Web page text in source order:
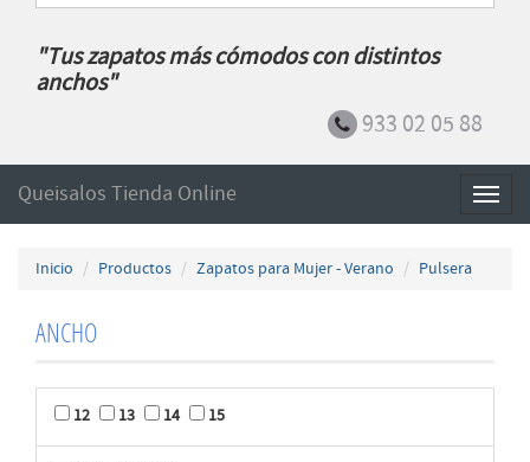
"Tus zapatos más cómodos con distintos
anchos"
933 02 05 88
Queisalos Tienda Online
Inicio Productos Zapatos para Mujer - Verano Pulsera
ANCHO
12 13 14 15